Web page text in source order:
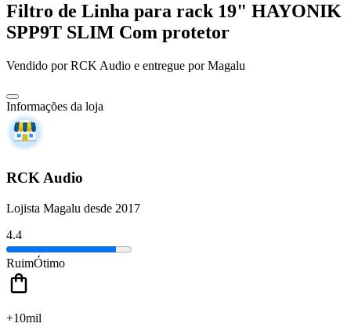
Filtro de Linha para rack 19" HAYONIK
SPP9T SLIM Com protetor
Vendido porRCK Audio e entregue por Magalu
Informações da loja
RCK Audio
Lojista Magalu desde 2017
4.4
RuimÓtimo
+10mil